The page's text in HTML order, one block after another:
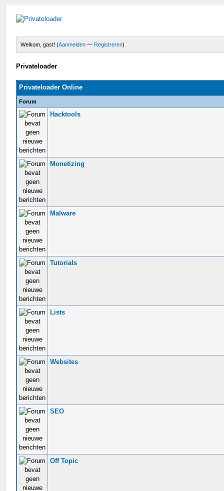
Welkom, gast! (Aanmelden — Registreren)
Privateloader
Privateloader Online
Forum
Hacktools
Monetizing
Malware
Tutorials
Lists
Websites
SEO
Off Topic